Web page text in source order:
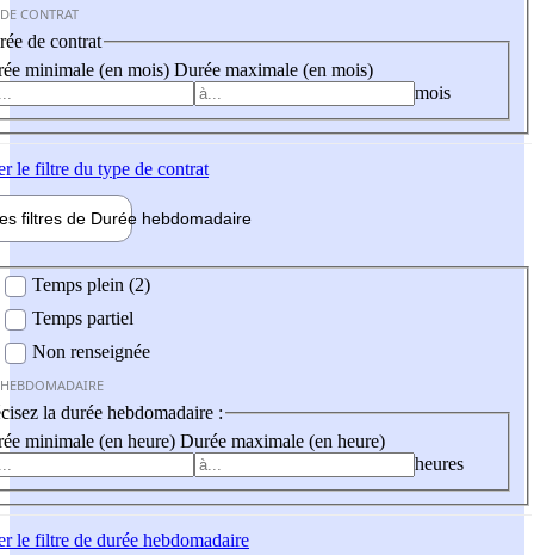
CONTRAT
de contrat
minimale (en mois) Durée maximale (en mois)
mois
le filtre du type de contrat
filtres de Durée hebdomadaire
Temps plein (2)
Temps partiel
Non renseignée
la durée hebdomadaire :
minimale (en heure) Durée maximale (en heure)
heures
le filtre de durée hebdomadaire